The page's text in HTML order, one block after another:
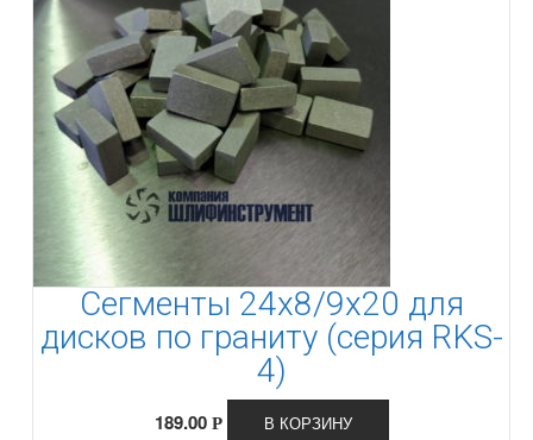
Сегменты 24х8/9х20 для
дисков по граниту (серия RKS-
4)
189.00 Р В КОРЗИНУ